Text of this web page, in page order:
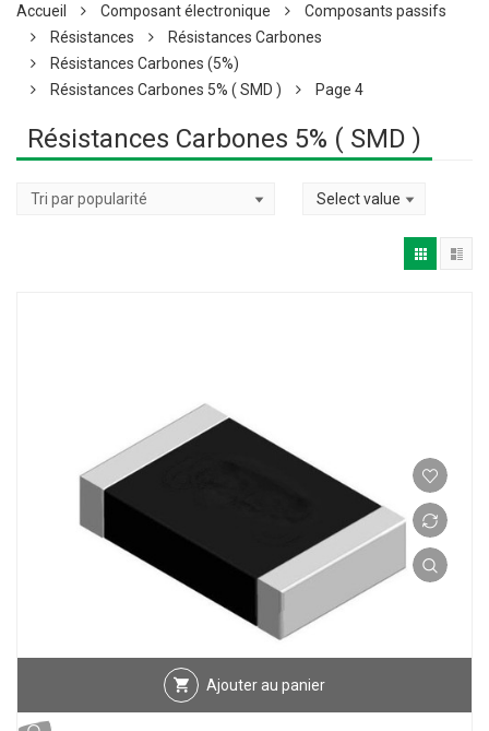
Accueil Composant électronique
Composants passifs
Résistances
Résistances Carbones
Résistances Carbones (5%)
Résistances Carbones 5% ( SMD )
Page 4
Résistances Carbones 5% ( SMD )
Ajouter au panier